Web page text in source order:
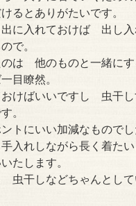
るとありがたいです。
出に入れておけば 出し
で。
のは 他のものと一緒に
一目瞭然。
けばいいですし 虫干し
。
トにいい加減なもので
入れしながら長く着た
たします。
虫干しなどちゃんとし